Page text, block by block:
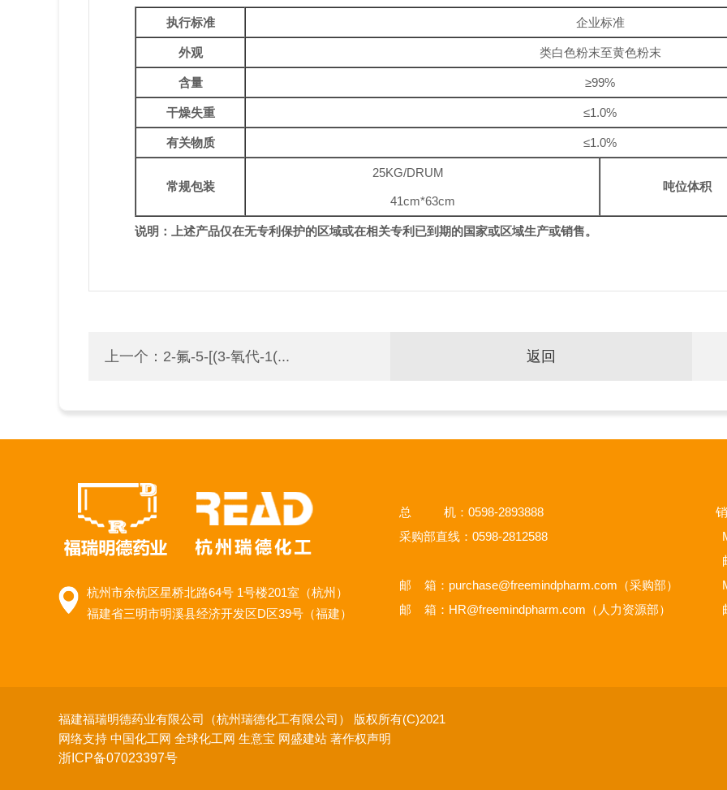
执行标准 企业标准
外观 类白色粉末至黄色粉末
含量 ≥99%
干燥失重 ≤1.0%
有关物质 ≤1.0%
常规包装
25KG/DRUM
41cm*63cm
吨位体积
说明：上述产品仅在无专利保护的区域或在相关专利已到期的国家或区域生产或销售。
上一个： 2-氟-5-[(3-氧代-1(... 返回
杭州市余杭区星桥北路64号 1号楼201室（杭州）
福建省三明市明溪县经济开发区D区39号（福建）
总 机：0598-2893888
采购部直线：0598-2812588
邮 箱： purchase@freemindpharm.com （采购部）
邮 箱： HR@freemindpharm.com （人力资源部）
福建福瑞明德药业有限公司（杭州瑞德化工有限公司） 版权所有(C)2021
网络支持 中国化工网 全球化工网 生意宝 网盛建站 著作权声明
浙ICP备07023397号